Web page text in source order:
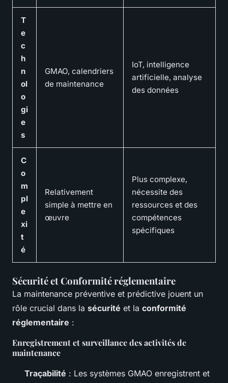
T
e
c
h
n
ol
o
gi
e
s
GMAO, calendriers
de maintenance
IoT, intelligence
artificielle, analyse
des données
C
o
m
pl
e
xi
t
é
Relativement
simple à mettre en
œuvre
Plus complexe,
nécessite des
ressources et des
compétences
spécifiques
Sécurité et Conformité réglementaire
La maintenance préventive et prédictive jouent un
rôle crucial dans la sécurité et la conformité
réglementaire :
Enregistrement et surveillance des activités de
maintenance
Traçabilité : Les systèmes GMAO enregistrent et